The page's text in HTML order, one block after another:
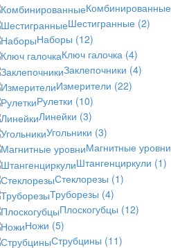
Комбинированные
Шестигранные (2)
Наборы (12)
Ключ галочка (4)
Заклепочники (4)
Измерители (22)
Рулетки (10)
Линейки (3)
Угольники (3)
Магнитные уровни
Штангенциркули (1)
Стеклорезы (1)
Труборезы (4)
Плоскогубцы (12)
Ножи (5)
Струбцины (11)